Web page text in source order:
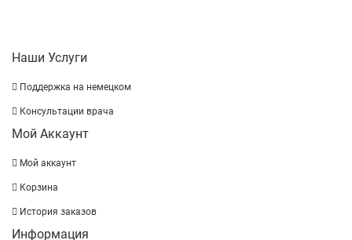
Наши Услуги
Поддержка на немецком
Консультации врача
Мой Аккаунт
Мой аккаунт
Корзина
История заказов
Информация